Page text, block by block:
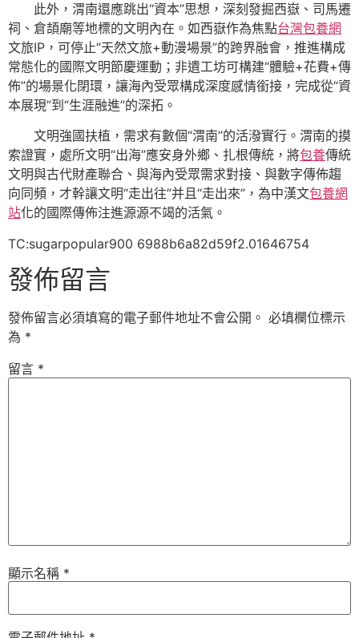
此外，渭南還應跳出“資本”思想，深刻發掘西嶽、司馬遷
祠、倉頡廟等地標的文明內在。如西嶽作為焦點台灣包養網
文旅IP，可停止“天然文旅+動漫場景”的跨界融會，推進構成
常態化的國際文明節慶運動；非遺工坊可構建“體驗+花費+傳
佈”的場景化閉環，讓海內受眾構成深度感情銜接，完成從“資
本展現”到“生涯融進”的深拓。
文明強國扶植，需求有數個“渭南”的活潑實行。渭南的摸
索證實，處所文明“出海”應安身外鄉、扎根傳統，將包養傳統
文明與古代財產聯合、與海內受眾需求對接、與數字傳佈趨
向同頻，才幹讓文明“走出往”并且“走出來”，為中漢文包養網
站化的國際傳佈注進源源不竭的活氣。
TC:sugarpopular900 6988b6a82d59f2.01646754
發佈留言
發佈留言必須填寫的電子郵件地址不會公開。 必填欄位標示
為 *
留言 *
顯示名稱 *